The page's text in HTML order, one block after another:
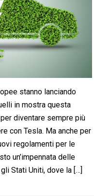
stanno lanciando
in mostra questa
diventare sempre più
con Tesla. Ma anche per
regolamenti per le
un’impennata delle
Stati Uniti, dove la […]